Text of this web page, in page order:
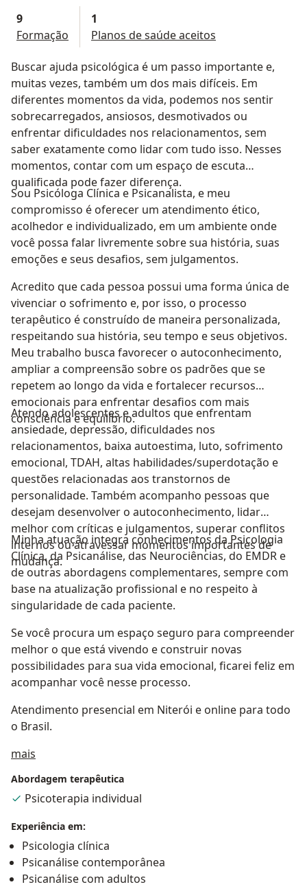
9
Formação
1
Planos de saúde aceitos
Buscar ajuda psicológica é um passo importante e,
muitas vezes, também um dos mais difíceis. Em
diferentes momentos da vida, podemos nos sentir
sobrecarregados, ansiosos, desmotivados ou
enfrentar dificuldades nos relacionamentos, sem
saber exatamente como lidar com tudo isso. Nesses
momentos, contar com um espaço de escuta
qualificada pode fazer diferença.
Sou Psicóloga Clínica e Psicanalista, e meu
compromisso é oferecer um atendimento ético,
acolhedor e individualizado, em um ambiente onde
você possa falar livremente sobre sua história, suas
emoções e seus desafios, sem julgamentos.
Acredito que cada pessoa possui uma forma única de
vivenciar o sofrimento e, por isso, o processo
terapêutico é construído de maneira personalizada,
respeitando sua história, seu tempo e seus objetivos.
Meu trabalho busca favorecer o autoconhecimento,
ampliar a compreensão sobre os padrões que se
repetem ao longo da vida e fortalecer recursos
emocionais para enfrentar desafios com mais
consciência e equilíbrio.
Atendo adolescentes e adultos que enfrentam
ansiedade, depressão, dificuldades nos
relacionamentos, baixa autoestima, luto, sofrimento
emocional, TDAH, altas habilidades/superdotação e
questões relacionadas aos transtornos de
personalidade. Também acompanho pessoas que
desejam desenvolver o autoconhecimento, lidar
melhor com críticas e julgamentos, superar conflitos
internos ou atravessar momentos importantes de
mudança.
Minha atuação integra conhecimentos da Psicologia
Clínica, da Psicanálise, das Neurociências, do EMDR e
de outras abordagens complementares, sempre com
base na atualização profissional e no respeito à
singularidade de cada paciente.
Se você procura um espaço seguro para compreender
melhor o que está vivendo e construir novas
possibilidades para sua vida emocional, ficarei feliz em
acompanhar você nesse processo.
Atendimento presencial em Niterói e online para todo
o Brasil.
mais
Abordagem terapêutica
Psicoterapia individual
Experiência em:
Psicologia clínica
Psicanálise contemporânea
Psicanálise com adultos